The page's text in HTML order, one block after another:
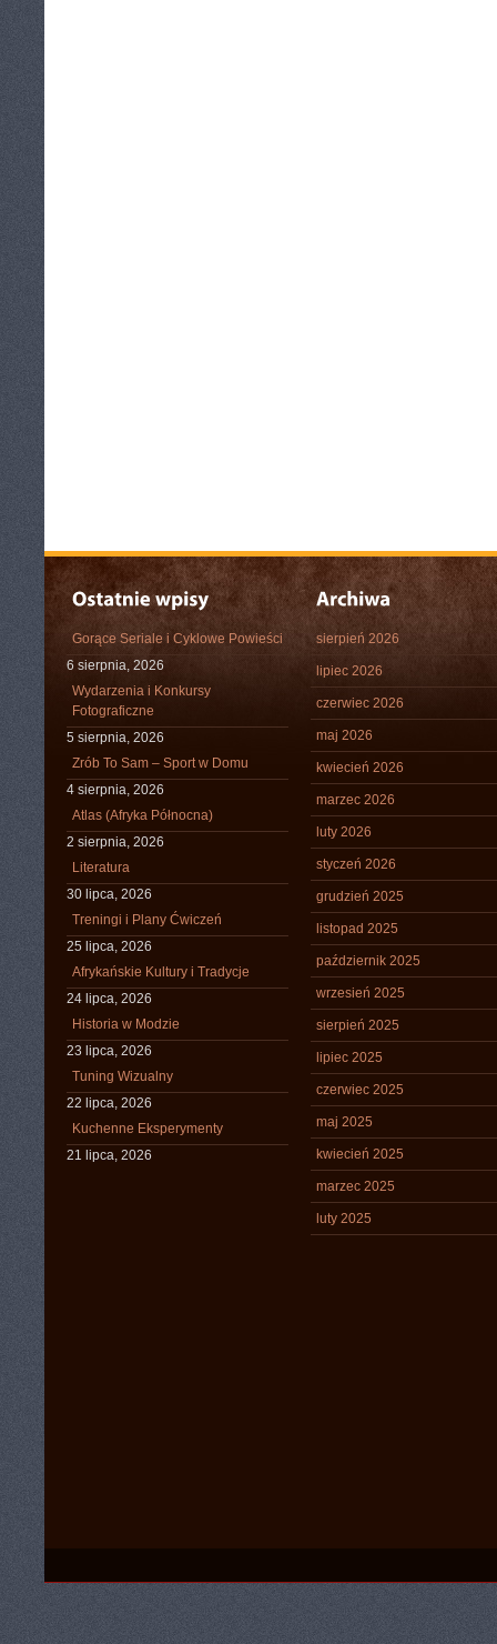
Gorące Seriale i Cyklowe Powieści
6 sierpnia, 2026
Wydarzenia i Konkursy
Fotograficzne
5 sierpnia, 2026
Zrób To Sam – Sport w Domu
4 sierpnia, 2026
Atlas (Afryka Północna)
2 sierpnia, 2026
Literatura
30 lipca, 2026
Treningi i Plany Ćwiczeń
25 lipca, 2026
Afrykańskie Kultury i Tradycje
24 lipca, 2026
Historia w Modzie
23 lipca, 2026
Tuning Wizualny
22 lipca, 2026
Kuchenne Eksperymenty
21 lipca, 2026
sierpień 2026
lipiec 2026
czerwiec 2026
maj 2026
kwiecień 2026
marzec 2026
luty 2026
styczeń 2026
grudzień 2025
listopad 2025
październik 2025
wrzesień 2025
sierpień 2025
lipiec 2025
czerwiec 2025
maj 2025
kwiecień 2025
marzec 2025
luty 2025